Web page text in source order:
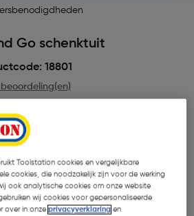
Go schenktuit
18801
Toolstation cookies en vergelijkbare
cookies, die noodzakelijk zijn voor de werking
ook analytische cookies om onze website
wij cookies voor gepersonaliseerde
over in onzeprivacyverklaring en